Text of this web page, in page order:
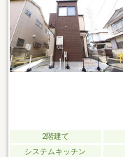
ての多いエリア、静かで
（2026年9月末完成予定
2階建て
システムキッチン